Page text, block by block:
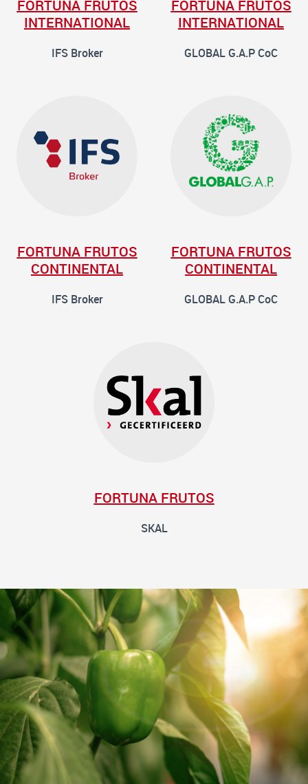
FORTUNA FRUTOS
INTERNATIONAL
IFS Broker
FORTUNA FRUTOS
INTERNATIONAL
GLOBAL G.A.P CoC
FORTUNA FRUTOS
CONTINENTAL
IFS Broker
FORTUNA FRUTOS
CONTINENTAL
GLOBAL G.A.P CoC
FORTUNA FRUTOS
SKAL